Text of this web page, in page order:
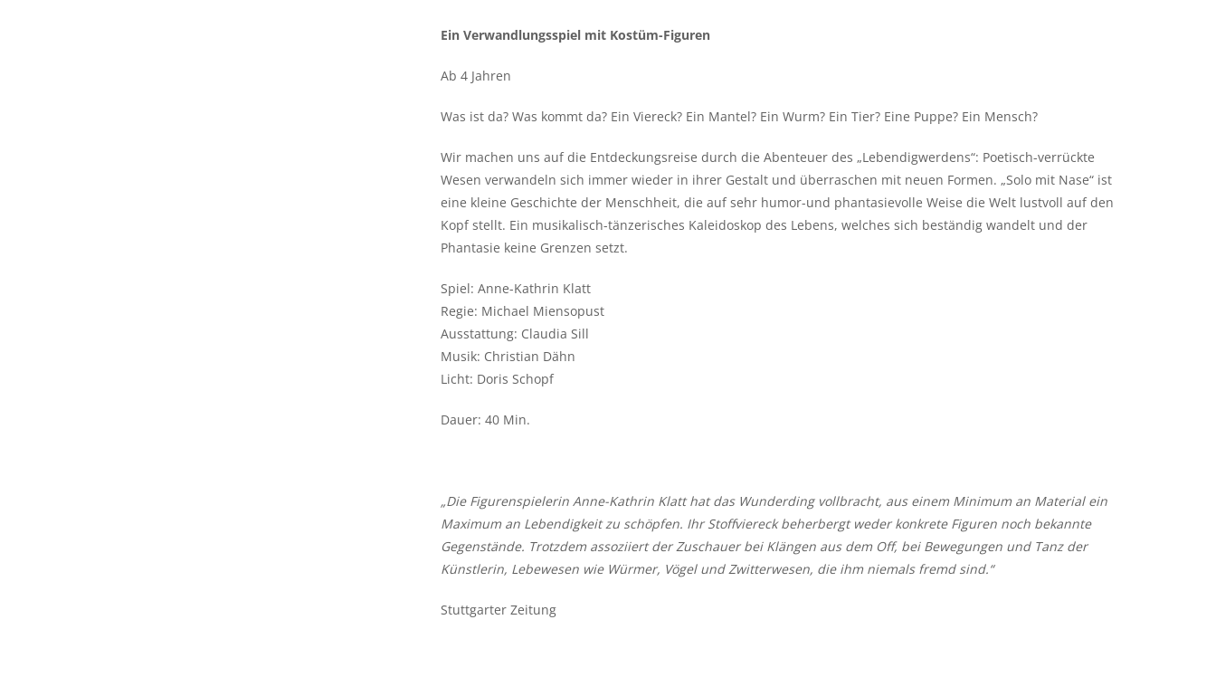
Ein Verwandlungsspiel mit Kostüm-Figuren
Ab 4 Jahren
Was ist da? Was kommt da? Ein Viereck? Ein Mantel? Ein Wurm? Ein Tier? Eine Puppe? Ein Mensch?
Wir machen uns auf die Entdeckungsreise durch die Abenteuer des „Lebendigwerdens“: Poetisch-verrückte
Wesen verwandeln sich immer wieder in ihrer Gestalt und überraschen mit neuen Formen. „Solo mit Nase“ ist
eine kleine Geschichte der Menschheit, die auf sehr humor-und phantasievolle Weise die Welt lustvoll auf den
Kopf stellt. Ein musikalisch-tänzerisches Kaleidoskop des Lebens, welches sich beständig wandelt und der
Phantasie keine Grenzen setzt.
Spiel: Anne-Kathrin Klatt
Regie: Michael Miensopust
Ausstattung: Claudia Sill
Musik: Christian Dähn
Licht: Doris Schopf
Dauer: 40 Min.
„Die Figurenspielerin Anne-Kathrin Klatt hat das Wunderding vollbracht, aus einem Minimum an Material ein
Maximum an Lebendigkeit zu schöpfen. Ihr Stoffviereck beherbergt weder konkrete Figuren noch bekannte
Gegenstände. Trotzdem assoziiert der Zuschauer bei Klängen aus dem Off, bei Bewegungen und Tanz der
Künstlerin, Lebewesen wie Würmer, Vögel und Zwitterwesen, die ihm niemals fremd sind.“
Stuttgarter Zeitung